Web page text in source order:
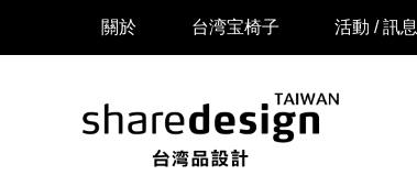
關於 台湾宝椅子 活動 / 訊息